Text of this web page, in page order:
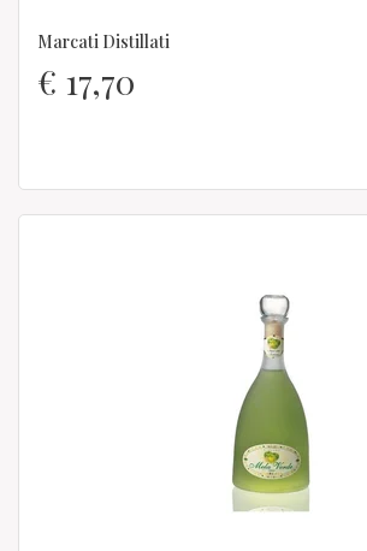
Marcati Distillati
€ 17,70